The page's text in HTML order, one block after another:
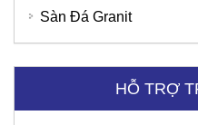
Sàn Đá Granit
HỖ TRỢ